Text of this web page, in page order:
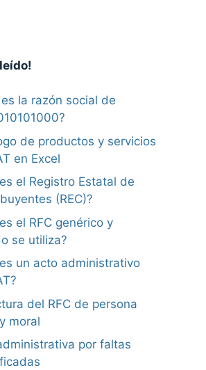
la razón social de
de productos y servicios
en Excel
el Registro Estatal de
(REC)?
el RFC genérico y
se utiliza?
un acto administrativo
del RFC de persona
moral
por faltas